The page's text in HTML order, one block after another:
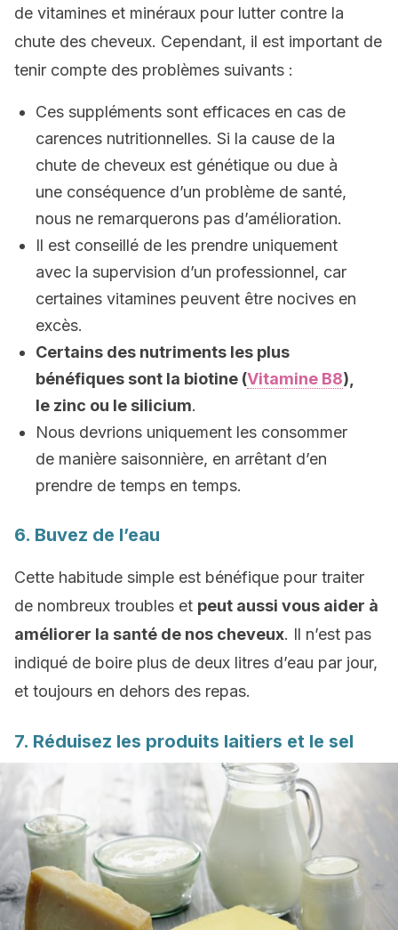
de vitamines et minéraux pour lutter contre la
chute des cheveux. Cependant, il est important de
tenir compte des problèmes suivants :
Ces suppléments sont efficaces en cas de
carences nutritionnelles. Si la cause de la
chute de cheveux est génétique ou due à
une conséquence d’un problème de santé,
nous ne remarquerons pas d’amélioration.
Il est conseillé de les prendre uniquement
avec la supervision d’un professionnel, car
certaines vitamines peuvent être nocives en
excès.
Certains des nutriments les plus
bénéfiques sont la biotine (Vitamine B8),
le zinc ou le silicium.
Nous devrions uniquement les consommer
de manière saisonnière, en arrêtant d’en
prendre de temps en temps.
6. Buvez de l’eau
Cette habitude simple est bénéfique pour traiter
de nombreux troubles et peut aussi vous aider à
améliorer la santé de nos cheveux. Il n’est pas
indiqué de boire plus de deux litres d’eau par jour,
et toujours en dehors des repas.
7. Réduisez les produits laitiers et le sel